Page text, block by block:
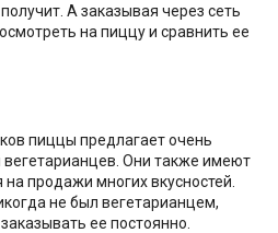
А заказывая через сеть
на пиццу и сравнить ее
пиццы предлагает очень
Они также имеют
продажи многих вкусностей.
не был вегетарианцем,
ее постоянно.